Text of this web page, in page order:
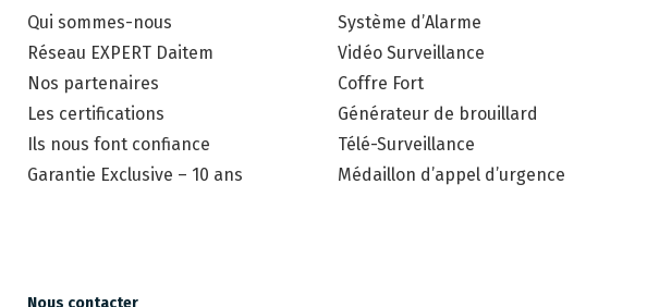
Qui sommes-nous
Réseau EXPERT Daitem
Nos partenaires
Les certifications
Ils nous font confiance
Garantie Exclusive – 10 ans
Système d’Alarme
Vidéo Surveillance
Coffre Fort
Générateur de brouillard
Télé-Surveillance
Médaillon d’appel d’urgence
Nous contacter